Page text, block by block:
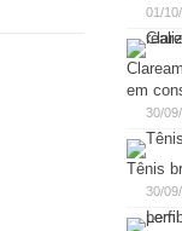
01/
em
30/
Tênis
30/